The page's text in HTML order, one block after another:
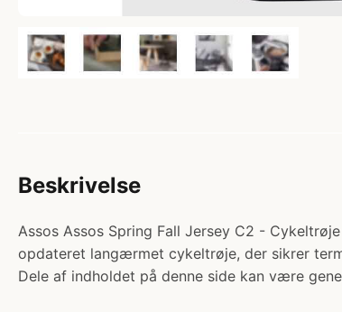
Beskrivelse
Assos Assos Spring Fall Jersey C2 -
opdateret langærmet cykeltrøje, der sikrer
Dele af indholdet på denne side kan være